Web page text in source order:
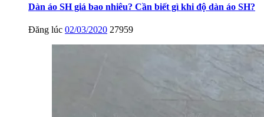
Dàn áo SH giá bao nhiêu? Cần biết gì khi độ dàn áo SH?
Đăng lúc 02/03/2020 27959